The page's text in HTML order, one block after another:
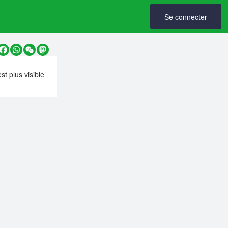
Se connecter
Facebook
WhatsApp
WeChatMastodon
plus visible